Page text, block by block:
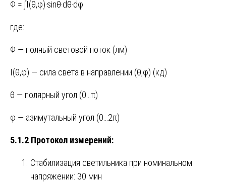
Φ = ∫I(θ,φ)·sinθ·dθ·dφ
где:
Φ — полный световой поток (лм)
I(θ,φ) — сила света в направлении (θ,φ) (кд)
θ — полярный угол (0…π)
φ — азимутальный угол (0…2π)
5.1.2 Протокол измерений:
Стабилизация светильника при номинальном
напряжении: 30 мин